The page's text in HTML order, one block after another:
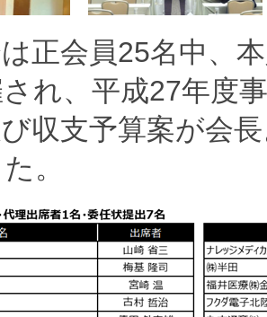
正会員25名中、
れ、平成27年度
収支予算案が会
。